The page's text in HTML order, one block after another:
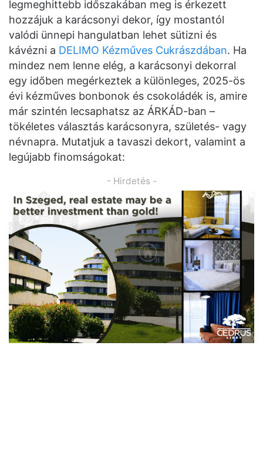
legmeghittebb időszakában meg is érkezett
hozzájuk a karácsonyi dekor, így mostantól
valódi ünnepi hangulatban lehet sütizni és
kávézni a DELIMO Kézműves Cukrászdában. Ha
mindez nem lenne elég, a karácsonyi dekorral
egy időben megérkeztek a különleges, 2025-ös
évi kézműves bonbonok és csokoládék is, amire
már szintén lecsaphatsz az ÁRKÁD-ban –
tökéletes választás karácsonyra, születés- vagy
névnapra. Mutatjuk a tavaszi dekort, valamint a
legújabb finomságokat:
- Hirdetés -